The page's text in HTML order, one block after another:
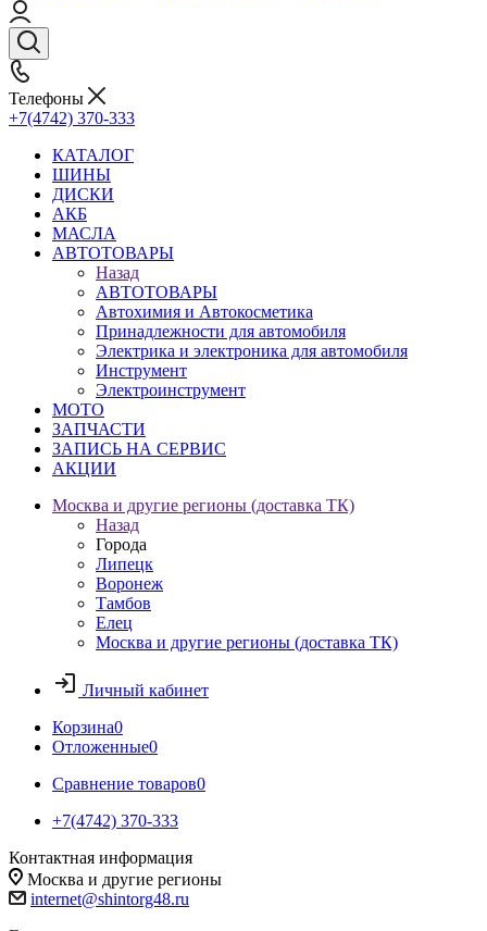
Телефоны
+7(4742) 370-333
КАТАЛОГ
ШИНЫ
ДИСКИ
АКБ
МАСЛА
АВТОТОВАРЫ
Назад
АВТОТОВАРЫ
Автохимия и Автокосметика
Принадлежности для автомобиля
Электрика и электроника для автомобиля
Инструмент
Электроинструмент
МОТО
ЗАПЧАСТИ
ЗАПИСЬ НА СЕРВИС
АКЦИИ
Москва и другие регионы (доставка ТК)
Назад
Города
Липецк
Воронеж
Тамбов
Елец
Москва и другие регионы (доставка ТК)
Личный кабинет
Корзина0
Отложенные0
Сравнение товаров0
+7(4742) 370-333
Контактная информация
Москва и другие регионы
internet@shintorg48.ru